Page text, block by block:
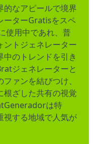
なアピールで境界
ーターGratisをスペ
使用中であれ、普
トジェネレーター
中のトレンドを引き
ジェネレーターと
ァンを結びつけ、
根ざした共有の視覚
は特
視する地域で人気が